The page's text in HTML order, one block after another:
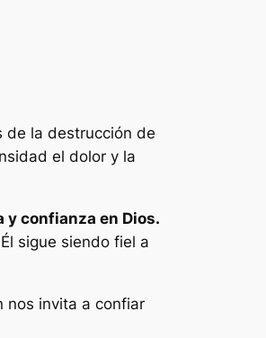
de la destrucción de
el dolor y la
confianza en Dios.
sigue siendo fiel a
nos invita a confiar